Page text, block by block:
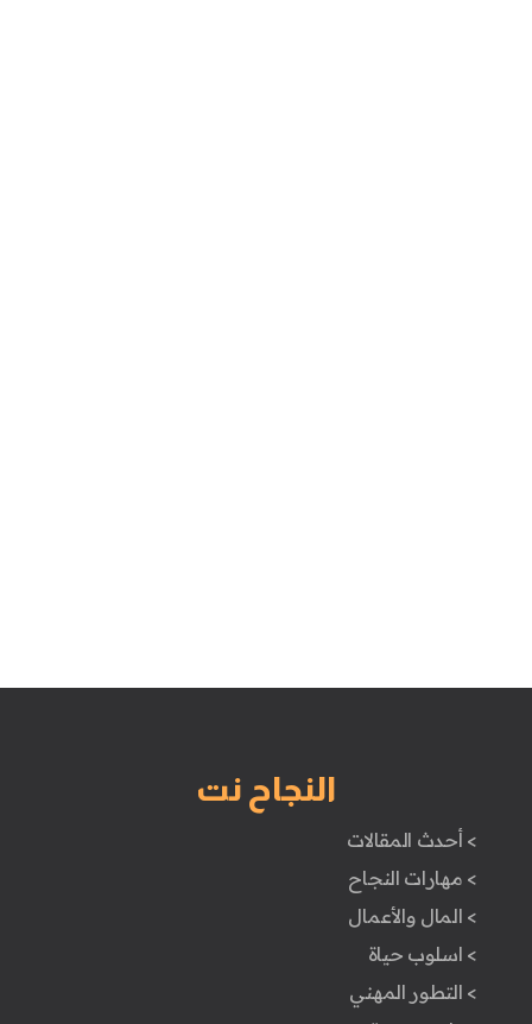
النجاح نت
> أحدث المقالات
> مهارات النجاح
> المال والأعمال
> اسلوب حياة
> التطور المهني